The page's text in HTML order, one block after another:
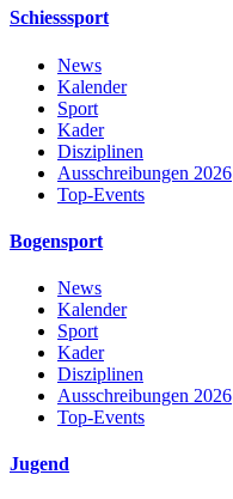
Schiesssport
News
Kalender
Sport
Kader
Disziplinen
Ausschreibungen 2026
Top-Events
Bogensport
News
Kalender
Sport
Kader
Disziplinen
Ausschreibungen 2026
Top-Events
Jugend